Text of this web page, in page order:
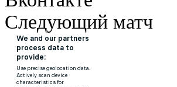
Следующий матч